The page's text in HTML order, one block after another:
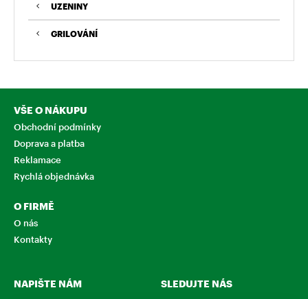
UZENINY
GRILOVÁNÍ
VŠE O NÁKUPU
Obchodní podmínky
Doprava a platba
Reklamace
Rychlá objednávka
O FIRMĚ
O nás
Kontakty
NAPIŠTE NÁM SLEDUJTE NÁS